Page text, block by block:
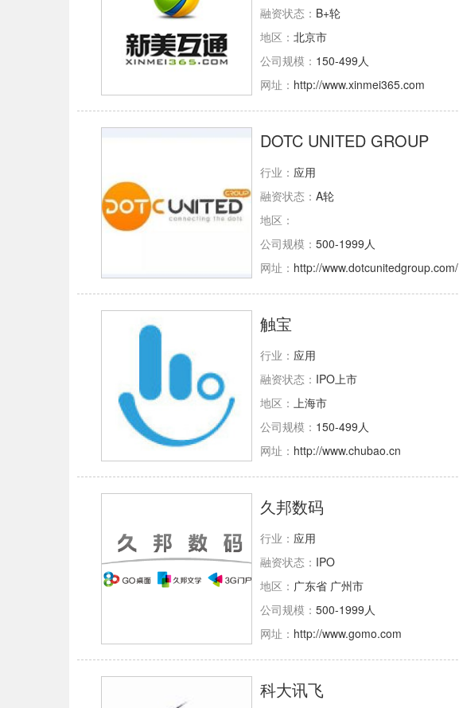
融资状态： B+轮
地区： 北京市
公司规模： 150-499人
网址： http://www.xinmei365.com
DOTC UNITED GROUP
行业： 应用
融资状态： A轮
地区：
公司规模： 500-1999人
网址： http://www.dotcunitedgroup.com/
触宝
行业： 应用
融资状态： IPO上市
地区： 上海市
公司规模： 150-499人
网址： http://www.chubao.cn
久邦数码
行业： 应用
融资状态： IPO
地区： 广东省 广州市
公司规模： 500-1999人
网址： http://www.gomo.com
科大讯飞